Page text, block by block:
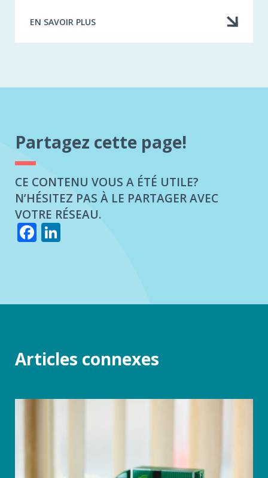
EN SAVOIR PLUS
À
Partagez cette page!
CE CONTENU VOUS A ÉTÉ UTILE?
N’HÉSITEZ PAS À LE PARTAGER AVEC
VOTRE RÉSEAU.
Facebook
Articles connexes